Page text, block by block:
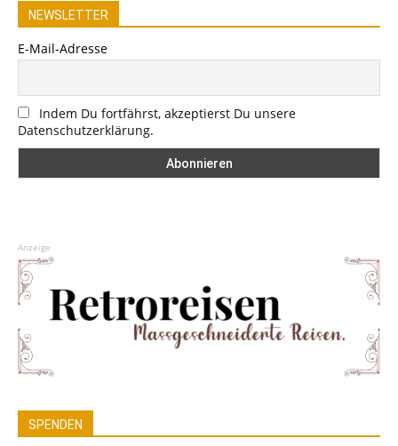
NEWSLETTER
E-Mail-Adresse
Indem Du fortfährst, akzeptierst Du unsere
Datenschutzerklärung.
Anzeige
SPENDEN